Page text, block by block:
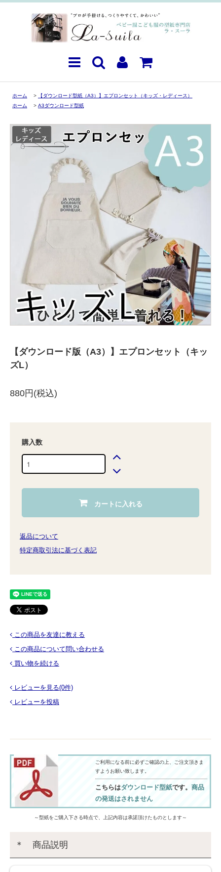
ホーム >
【ダウンロード型紙（A3）】エプロンセット（キッズ・レディース）
ホーム
> A3ダウンロード型紙
【ダウンロード版（A3）】エプロンセット（キッ
ズL）
880円(税込)
購入数
カートに入れる
返品について
特定商取引法に基づく表記
この商品を友達に教える
この商品について問い合わせる
買い物を続ける
レビューを見る(0件)
レビューを投稿
ご利用になる前に必ずご確認の上、ご注文頂きま
すようお願い致します。
こちらはダウンロード型紙です。 商品
の発送はされません
～型紙をご購入下さる時点で、上記内容は承諾頂けたものとします～
＊ 商品説明